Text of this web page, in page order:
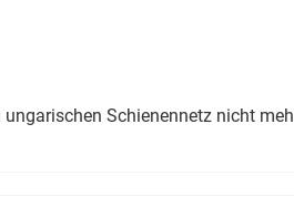
Schienennetz nicht